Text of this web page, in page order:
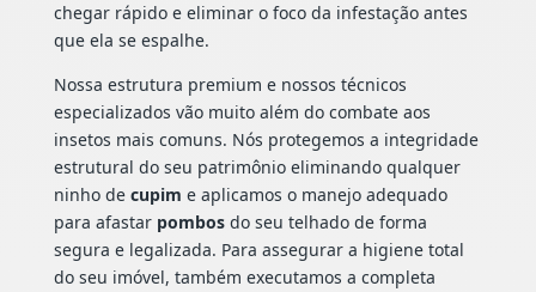
chegar rápido e eliminar o foco da infestação antes
que ela se espalhe.
Nossa estrutura premium e nossos técnicos
especializados vão muito além do combate aos
insetos mais comuns. Nós protegemos a integridade
estrutural do seu patrimônio eliminando qualquer
ninho de cupim e aplicamos o manejo adequado
para afastar pombosdo seu telhado de forma
segura e legalizada. Para assegurar a higiene total
do seu imóvel, também executamos a completa